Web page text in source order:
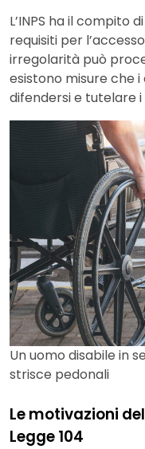
L’INPS ha il compito
requisiti per
irregolarità può
esistono misure che
difendersi e tutelare
Un uomo disabile in
strisce pedonali
Le motivazioni
Legge 104